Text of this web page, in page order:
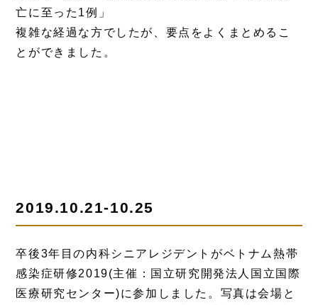
亡に至った1例」
複雑な経過な方でしたが、要点をよくまとめるこ
とができました。
2019.10.21-10.25
卒後3年目の内科シニアレジデントがベトナム熱帯
感染症研修2019(主催：国立研究開発法人国立国際
医療研究センター)に参加しました。写真は会場と